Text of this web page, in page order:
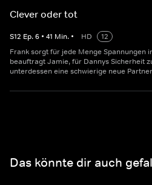
Clever oder tot
S12 Ep.6 • 41 Min. • HD
12
Frank sorgt für jede Menge Spannungen
beauftragt Jamie, für Dannys Sicherheit
unterdessen eine schwierige neue
Das könnte dir auch